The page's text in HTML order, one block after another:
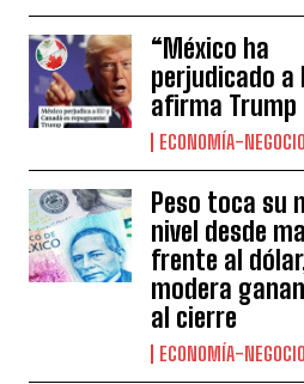
“México ha
perjudicado a
afirma Trump
ECONOMÍA-
Peso toca su
nivel desde
frente al
modera
al cierre
ECONOMÍA-